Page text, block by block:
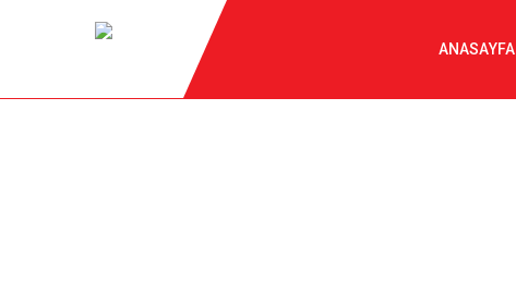
ANASAYFA